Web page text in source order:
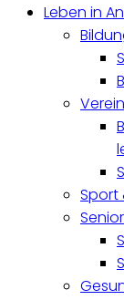
Leben in
Sport